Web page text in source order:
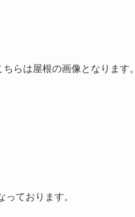
ちらは屋根の画像となります。
ております。